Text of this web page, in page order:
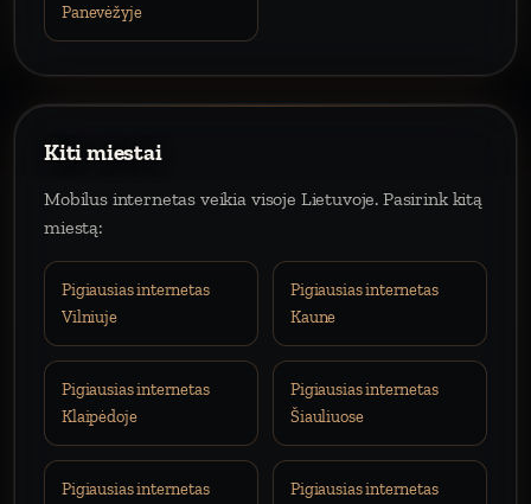
Panevėžyje
Kiti miestai
Mobilus internetas veikia visoje Lietuvoje. Pasirink kitą
miestą:
Pigiausias internetas
Vilniuje
Pigiausias internetas
Kaune
Pigiausias internetas
Klaipėdoje
Pigiausias internetas
Šiauliuose
Pigiausias internetas
Pigiausias internetas